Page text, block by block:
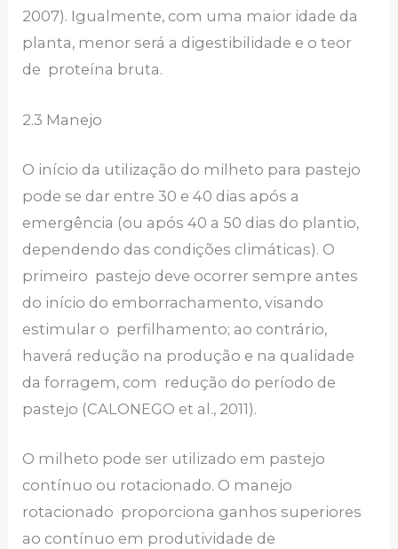
2007). Igualmente, com uma maior idade da
planta, menor será a digestibilidade e o teor
de proteína bruta.
2.3 Manejo
O início da utilização do milheto para pastejo
pode se dar entre 30 e 40 dias após a
emergência (ou após 40 a 50 dias do plantio,
dependendo das condições climáticas). O
primeiro pastejo deve ocorrer sempre antes
do início do emborrachamento, visando
estimular o perfilhamento; ao contrário,
haverá redução na produção e na qualidade
da forragem, com redução do período de
pastejo (CALONEGO et al., 2011).
O milheto pode ser utilizado em pastejo
contínuo ou rotacionado. O manejo
rotacionado proporciona ganhos superiores
ao contínuo em produtividade de